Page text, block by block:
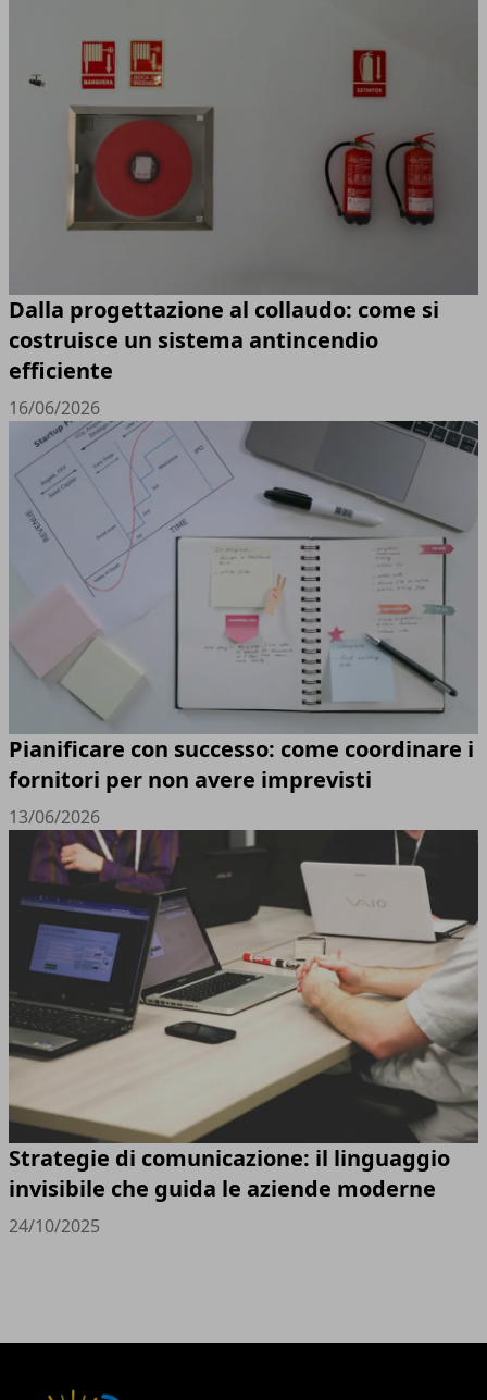
Dalla progettazione al collaudo: come si
costruisce un sistema antincendio
efficiente
16/06/2026
Pianificare con successo: come coordinare i
fornitori per non avere imprevisti
13/06/2026
Strategie di comunicazione: il linguaggio
invisibile che guida le aziende moderne
24/10/2025